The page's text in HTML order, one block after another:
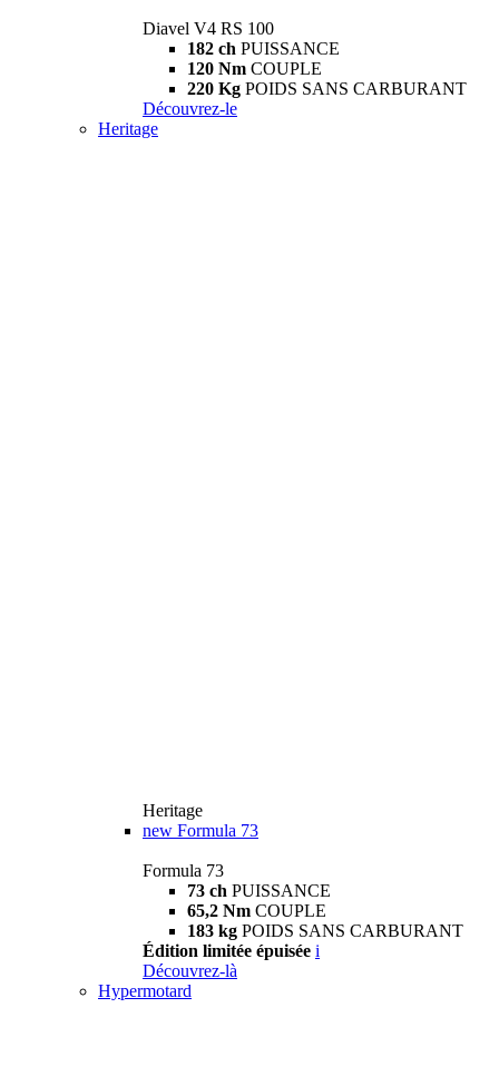
Diavel V4 RS 100
182 ch PUISSANCE
120 Nm COUPLE
220 Kg POIDS SANS CARBURANT
Découvrez-le
Heritage
Heritage
new Formula 73
Formula 73
73 ch PUISSANCE
65,2 Nm COUPLE
183 kg POIDS SANS CARBURANT
Édition limitée épuisée i
Découvrez-là
Hypermotard